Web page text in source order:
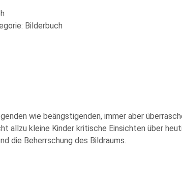
Bilderbuch
wie beängstigenden, immer aber
allzu kleine Kinder kritische Einsichten über
die Beherrschung des Bildraums.